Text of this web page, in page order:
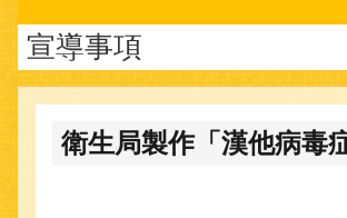
宣導事項
衛生局製作「漢他病毒